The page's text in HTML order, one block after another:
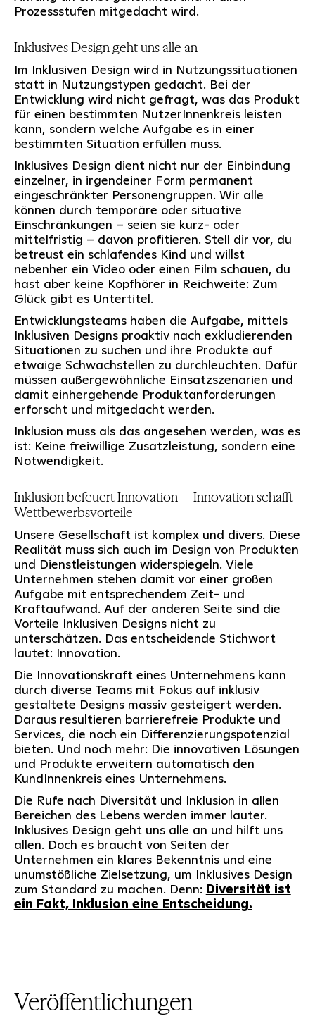
Prozessstufen mitgedacht wird.
Inklusives Design geht uns alle an
Im Inklusiven Design wird in Nutzungssituationen
statt in Nutzungstypen gedacht. Bei der
Entwicklung wird nicht gefragt, was das Produkt
für einen bestimmten NutzerInnenkreis leisten
kann, sondern welche Aufgabe es in einer
bestimmten Situation erfüllen muss.
Inklusives Design dient nicht nur der Einbindung
einzelner, in irgendeiner Form permanent
eingeschränkter Personengruppen. Wir alle
können durch temporäre oder situative
Einschränkungen – seien sie kurz- oder
mittelfristig – davon profitieren. Stell dir vor, du
betreust ein schlafendes Kind und willst
nebenher ein Video oder einen Film schauen, du
hast aber keine Kopfhörer in Reichweite: Zum
Glück gibt es Untertitel.
Entwicklungsteams haben die Aufgabe, mittels
Inklusiven Designs proaktiv nach exkludierenden
Situationen zu suchen und ihre Produkte auf
etwaige Schwachstellen zu durchleuchten. Dafür
müssen außergewöhnliche Einsatzszenarien und
damit einhergehende Produktanforderungen
erforscht und mitgedacht werden.
Inklusion muss als das angesehen werden, was es
ist: Keine freiwillige Zusatzleistung, sondern eine
Notwendigkeit.
Inklusion befeuert Innovation – Innovation schafft
Wettbewerbsvorteile
Unsere Gesellschaft ist komplex und divers. Diese
Realität muss sich auch im Design von Produkten
und Dienstleistungen widerspiegeln. Viele
Unternehmen stehen damit vor einer großen
Aufgabe mit entsprechendem Zeit- und
Kraftaufwand. Auf der anderen Seite sind die
Vorteile Inklusiven Designs nicht zu
unterschätzen. Das entscheidende Stichwort
lautet: Innovation.
Die Innovationskraft eines Unternehmens kann
durch diverse Teams mit Fokus auf inklusiv
gestaltete Designs massiv gesteigert werden.
Daraus resultieren barrierefreie Produkte und
Services, die noch ein Differenzierungspotenzial
bieten. Und noch mehr: Die innovativen Lösungen
und Produkte erweitern automatisch den
KundInnenkreis eines Unternehmens.
Die Rufe nach Diversität und Inklusion in allen
Bereichen des Lebens werden immer lauter.
Inklusives Design geht uns alle an und hilft uns
allen. Doch es braucht von Seiten der
Unternehmen ein klares Bekenntnis und eine
unumstößliche Zielsetzung, um Inklusives Design
zum Standard zu machen. Denn: Diversität ist
ein Fakt, Inklusion eine Entscheidung.
Veröffentlichungen